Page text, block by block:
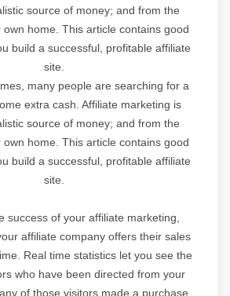
source of money; and from the
home. This article contains good
build a successful, profitable affiliate
site.
many people are searching for a
extra cash. Affiliate marketing is
source of money; and from the
home. This article contains good
build a successful, profitable affiliate
site.
success of your affiliate marketing,
affiliate company offers their sales
Real time statistics let you see the
who have been directed from your
of those visitors made a purchase